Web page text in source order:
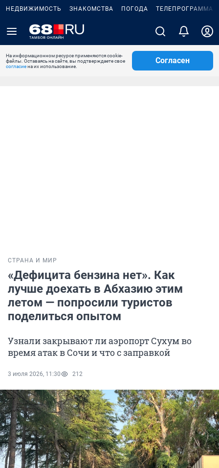
НЕДВИЖИМОСТЬ ЗНАКОМСТВА ПОГОДА ТЕЛЕПРОГРАММА
На информационном ресурсе применяются cookie-
файлы. Оставаясь на сайте, вы подтверждаете свое
согласиена их использование.
Согласен
СТРАНА И МИР
«Дефицита бензина нет». Как
лучше доехать в Абхазию этим
летом — попросили туристов
поделиться опытом
Узнали закрывают ли аэропорт Сухум во
время атак в Сочи и что с заправкой
3 июля 2026, 11:30 212